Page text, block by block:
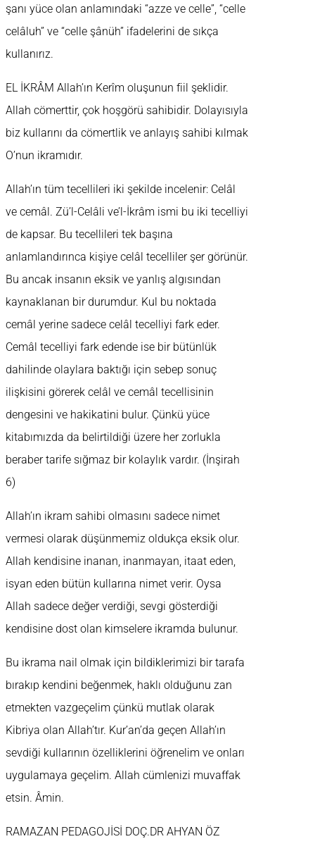
şanı yüce olan anlamındaki “azze ve celle”, “celle
celâluh” ve “celle şânüh” ifadelerini de sıkça
kullanırız.
EL İKRÂM Allah’ın Kerîm oluşunun fiil şeklidir.
Allah cömerttir, çok hoşgörü sahibidir. Dolayısıyla
biz kullarını da cömertlik ve anlayış sahibi kılmak
O’nun ikramıdır.
Allah’ın tüm tecellileri iki şekilde incelenir: Celâl
ve cemâl. Zü’l-Celâli ve’l-İkrâm ismi bu iki tecelliyi
de kapsar. Bu tecellileri tek başına
anlamlandırınca kişiye celâl tecelliler şer görünür.
Bu ancak insanın eksik ve yanlış algısından
kaynaklanan bir durumdur. Kul bu noktada
cemâl yerine sadece celâl tecelliyi fark eder.
Cemâl tecelliyi fark edende ise bir bütünlük
dahilinde olaylara baktığı için sebep sonuç
ilişkisini görerek celâl ve cemâl tecellisinin
dengesini ve hakikatini bulur. Çünkü yüce
kitabımızda da belirtildiği üzere her zorlukla
beraber tarife sığmaz bir kolaylık vardır. (İnşirah
6)
Allah’ın ikram sahibi olmasını sadece nimet
vermesi olarak düşünmemiz oldukça eksik olur.
Allah kendisine inanan, inanmayan, itaat eden,
isyan eden bütün kullarına nimet verir. Oysa
Allah sadece değer verdiği, sevgi gösterdiği
kendisine dost olan kimselere ikramda bulunur.
Bu ikrama nail olmak için bildiklerimizi bir tarafa
bırakıp kendini beğenmek, haklı olduğunu zan
etmekten vazgeçelim çünkü mutlak olarak
Kibriya olan Allah’tır. Kur’an’da geçen Allah’ın
sevdiği kullarının özelliklerini öğrenelim ve onları
uygulamaya geçelim. Allah cümlenizi muvaffak
etsin. Âmin.
RAMAZAN PEDAGOJİSİ DOÇ.DR AHYAN ÖZ